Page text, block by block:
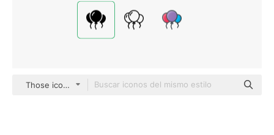
Those icons Fill